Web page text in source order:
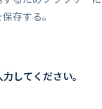
存する。
してください。